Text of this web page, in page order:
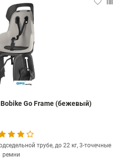
Go Frame (бежевый)
трубе, до 22 кг, 3-точечные
ремни